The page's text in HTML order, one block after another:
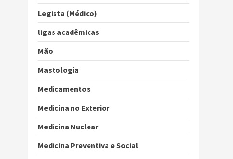
Legista (Médico)
ligas acadêmicas
Mão
Mastologia
Medicamentos
Medicina no Exterior
Medicina Nuclear
Medicina Preventiva e Social